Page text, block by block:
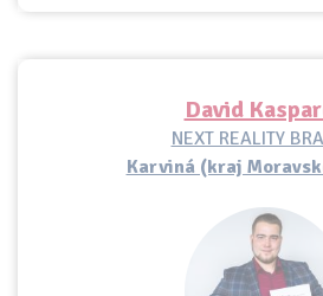
David
NEXT REALITY
Karviná (kraj